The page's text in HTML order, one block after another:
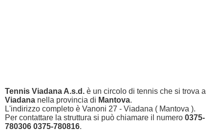
Tennis Viadana A.s.d. è un circolo di tennis che si trova a
Viadana nella provincia di Mantova.
L'indirizzo completo è Vanoni 27 - Viadana ( Mantova ).
Per contattare la struttura si può chiamare il numero 0375-
780306 0375-780816.